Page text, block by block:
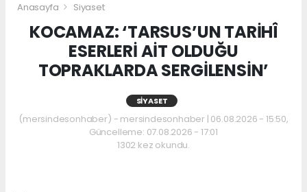
Anasayfa Siyaset
KOCAMAZ: ‘TARSUS’UN TARİHÎ
ESERLERİ AİT OLDUĞU
TOPRAKLARDA SERGİLENSİN’
SIYASET
(mersindesonhaber) - mersindesonhaber | 06.08.2026 - 15:50,
Güncelleme: 07.08.2026 - 17:01
1302 kez okundu.